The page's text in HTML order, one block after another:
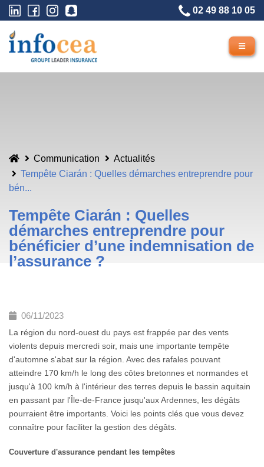
02 49 88 10 05
Communication
Actualités
Tempête Ciarán : Quelles démarches entreprendre pour
bén...
Tempête Ciarán : Quelles
démarches entreprendre pour
bénéficier d’une indemnisation de
l’assurance ?
06/11/2023
La région du nord-ouest du pays est frappée par des vents
violents depuis mercredi soir, mais une importante tempête
d'automne s'abat sur la région. Avec des rafales pouvant
atteindre 170 km/h le long des côtes bretonnes et normandes et
jusqu'à 100 km/h à l'intérieur des terres depuis le bassin aquitain
en passant par l'Île-de-France jusqu'aux Ardennes, les dégâts
pourraient être importants. Voici les points clés que vous devez
connaître pour faciliter la gestion des dégâts.
Couverture d'assurance pendant les tempêtes